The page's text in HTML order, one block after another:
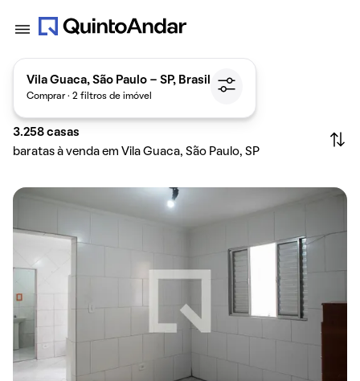
Vila Guaca, São Paulo - SP, Brasil
Comprar · 2 filtros de imóvel
3.258 casas
baratas à venda em Vila Guaca, São Paulo, SP